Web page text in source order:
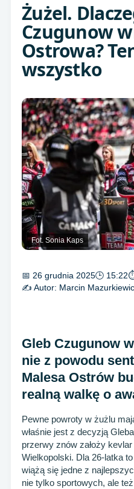
Żużel.
Czugunow
Ostrowa?
wszystko
Fot. Sonia Kaps
📅 26 grudnia 2025🕒 15:22
✍️ Autor: Marcin
Gleb Czugunow
nie z powodu
Malesa Ostrów
realną walkę o
Pewne powroty w żużlu
właśnie jest z decyzją
przerwy znów założy
Wielkopolski. Dla 26-latka
wiążą się jedne z
nie tylko sportowych, ale